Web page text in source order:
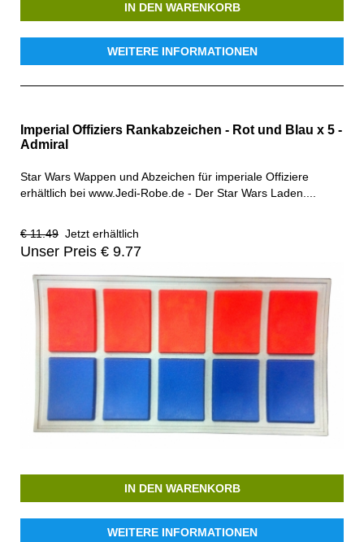
IN DEN WARENKORB
WEITERE INFORMATIONEN
Imperial Offiziers Rankabzeichen - Rot und Blau x 5 -
Admiral
Star Wars Wappen und Abzeichen für imperiale Offiziere
erhältlich bei www.Jedi-Robe.de - Der Star Wars Laden....
€ 11.49 Jetzt erhältlich
Unser Preis € 9.77
IN DEN WARENKORB
WEITERE INFORMATIONEN